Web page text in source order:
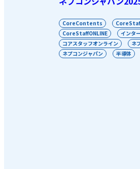
CoreContents
CoreStaffONLINE
インタ
コアスタッフオンライン
ネ
ネプコンジャパン
半導体